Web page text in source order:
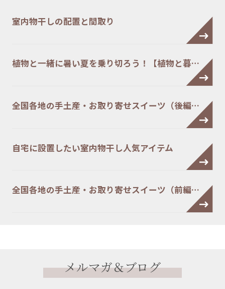
室内物干しの配置と間取り
植物と一緒に暑い夏を乗り切ろう！【植物と暮…
全国各地の手土産・お取り寄せスイーツ（後編…
自宅に設置したい室内物干し人気アイテム
全国各地の手土産・お取り寄せスイーツ（前編…
メルマガ＆ブログ